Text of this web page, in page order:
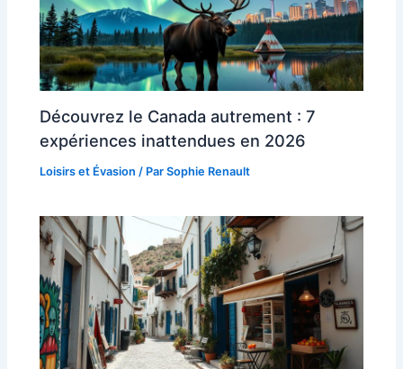
Découvrez le Canada autrement : 7
expériences inattendues en 2026
Loisirs et Évasion / ParSophie Renault